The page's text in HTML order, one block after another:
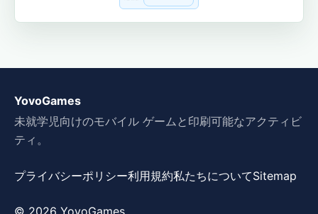
YovoGames
未就学児向けのモバイル ゲームと印刷可能なアクティビ
ティ。
プライバシーポリシー利用規約私たちについてSitemap
© 2026 YovoGames